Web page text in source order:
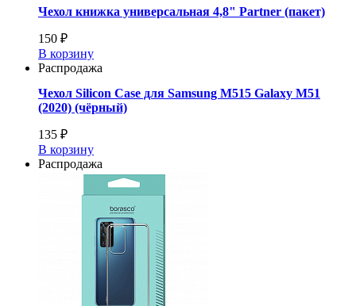
Чехол книжка универсальная 4,8" Partner (пакет)
150 ₽
В корзину
Распродажа
Чехол Silicon Case для Samsung M515 Galaxy M51
(2020) (чёрный)
135 ₽
В корзину
Распродажа